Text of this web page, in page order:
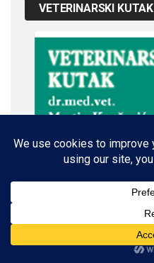
VETERINARSKI KUTAK